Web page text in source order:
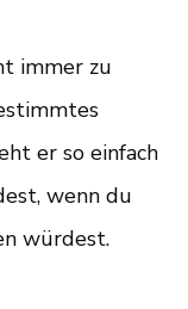
immer zu
er so einfach
wenn du
würdest.